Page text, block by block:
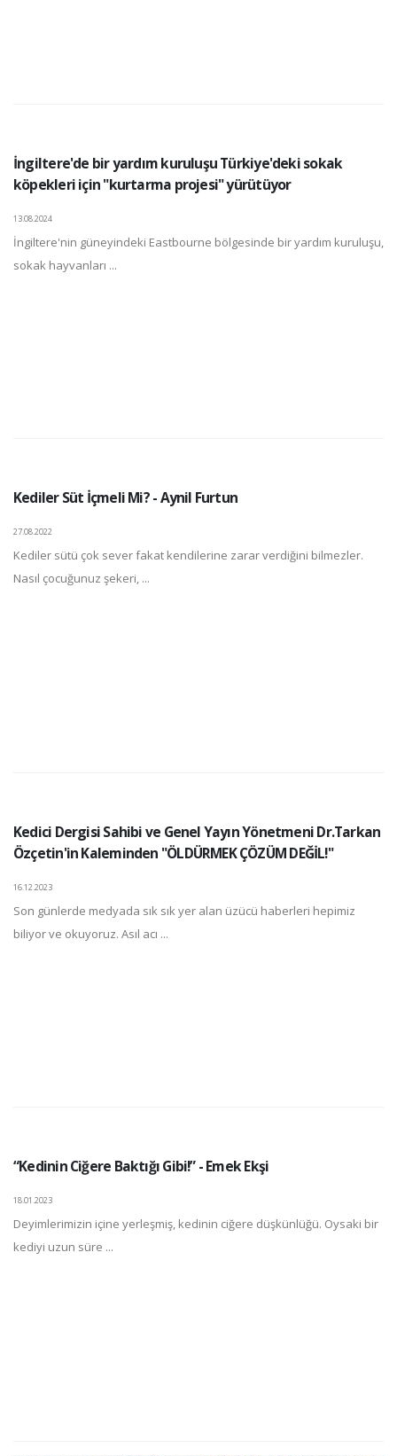
İngiltere'de bir yardım kuruluşu Türkiye'deki sokak
köpekleri için "kurtarma projesi" yürütüyor
13.08.2024
İngiltere'nin güneyindeki Eastbourne bölgesinde bir yardım kuruluşu,
sokak hayvanları ...
Kediler Süt İçmeli Mi? - Aynil Furtun
27.08.2022
Kediler sütü çok sever fakat kendilerine zarar verdiğini bilmezler.
Nasıl çocuğunuz şekeri, ...
Kedici Dergisi Sahibi ve Genel Yayın Yönetmeni Dr.Tarkan
Özçetin'in Kaleminden "ÖLDÜRMEK ÇÖZÜM DEĞİL!"
16.12.2023
Son günlerde medyada sık sık yer alan üzücü haberleri hepimiz
biliyor ve okuyoruz. Asıl acı ...
“Kedinin Ciğere Baktığı Gibi!” - Emek Ekşi
18.01.2023
Deyimlerimizin içine yerleşmiş, kedinin ciğere düşkünlüğü. Oysaki bir
kediyi uzun süre ...